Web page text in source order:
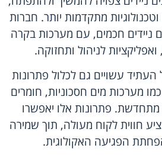
מתקדמות יותר. חברות
ניידים חכמים, עם מערכות בקרה
לניהול ותחזוקה.
העתיד עשויים גם לכלול פתרונות
כמו מערכות מים חסכוניות, חומרים
מתחדשת. פתרונות אלו יאפשרו
חווית לקוח מעולה, תוך שמירה
הפגיעה האקולוגית.